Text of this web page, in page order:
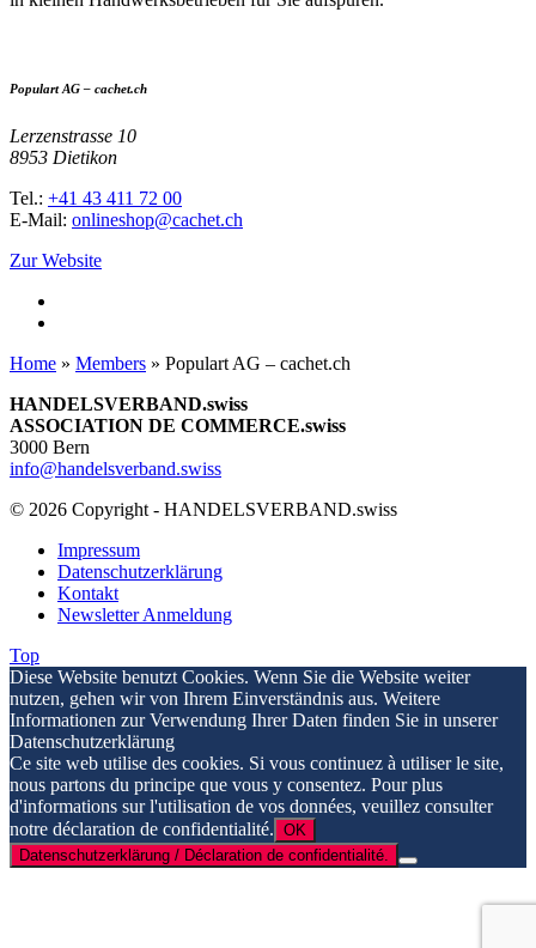
Populart AG – cachet.ch
Lerzenstrasse 10
8953 Dietikon
Tel.: +41 43 411 72 00
E-Mail: onlineshop@cachet.ch
Zur Website
Home » Members » Populart AG – cachet.ch
HANDELSVERBAND.swiss
ASSOCIATION DE COMMERCE.swiss
3000 Bern
info@handelsverband.swiss
© 2026 Copyright - HANDELSVERBAND.swiss
Impressum
Datenschutzerklärung
Kontakt
Newsletter Anmeldung
Top
Diese Website benutzt Cookies. Wenn Sie die Website weiter
nutzen, gehen wir von Ihrem Einverständnis aus. Weitere
Informationen zur Verwendung Ihrer Daten finden Sie in unserer
Datenschutzerklärung
Ce site web utilise des cookies. Si vous continuez à utiliser le site,
nous partons du principe que vous y consentez. Pour plus
d'informations sur l'utilisation de vos données, veuillez consulter
notre déclaration de confidentialité. OK
Datenschutzerklärung / Déclaration de confidentialité.